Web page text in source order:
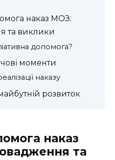
наказ МОЗ:
та виклики
допомога?
моменти
наказу
розвиток
наказ
та